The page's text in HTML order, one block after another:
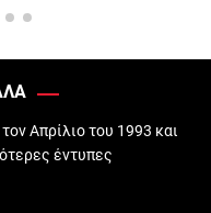
Απρίλιο του 1993 και
έντυπες